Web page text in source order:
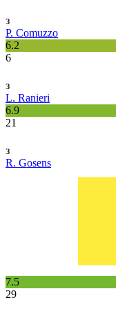
з
P. Comuzzo
6.2
6
з
L. Ranieri
6.9
21
з
R. Gosens
7.5
29